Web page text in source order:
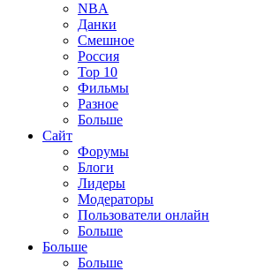
NBA
Данки
Смешное
Россия
Top 10
Фильмы
Разное
Больше
Сайт
Форумы
Блоги
Лидеры
Модераторы
Пользователи онлайн
Больше
Больше
Больше